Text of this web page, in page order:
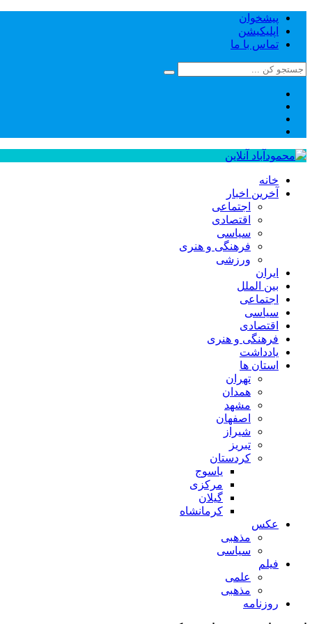
پیشخوان
اپلیکیشن
تماس با ما
خانه
آخرین اخبار
اجتماعی
اقتصادی
سیاسی
فرهنگی و هنری
ورزشی
ایران
بین الملل
اجتماعی
سیاسی
اقتصادی
فرهنگی و هنری
یادداشت
استان ها
تهران
همدان
مشهد
اصفهان
شیراز
تبریز
کردستان
یاسوج
مرکزی
گیلان
کرمانشاه
عکس
مذهبی
سیاسی
فیلم
علمی
مذهبی
روزنامه